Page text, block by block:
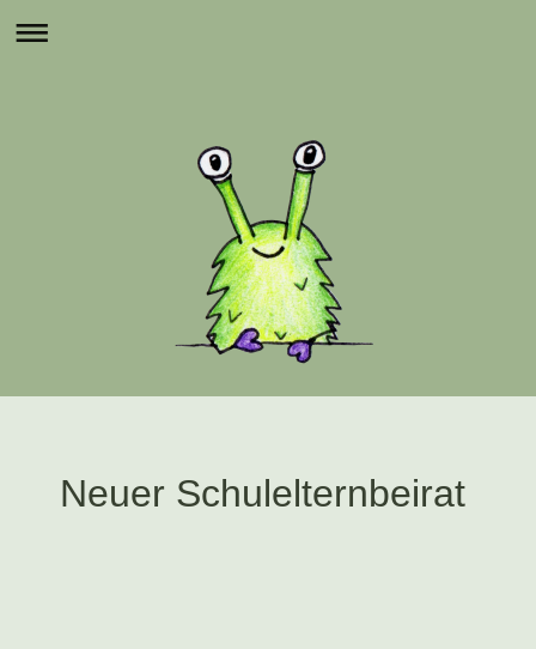
Neuer Schulelternbeirat